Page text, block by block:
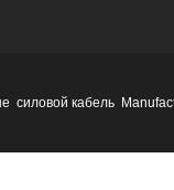
силовой кабель